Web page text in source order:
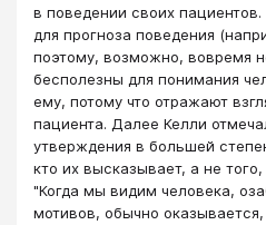
в поведении своих
для прогноза поведения
поэтому, возможно, вовремя
бесполезны для понимания
ему, потому что отражают
пациента. Далее Келли
утверждения в большей
кто их высказывает, а не
"Когда мы видим человека,
мотивов, обычно оказывается,